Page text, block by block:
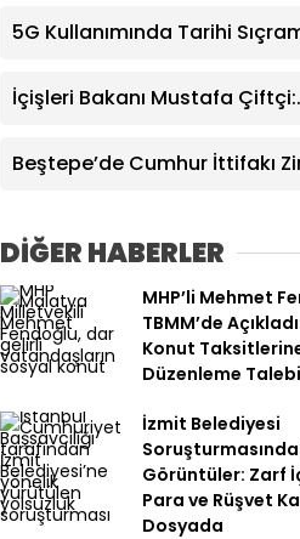
Mesajları Son Derece Önemli
5G Kullanımında Tarihi
İçişleri Bakanı Mustafa Çiftçi:
Sarsılmaz İradesidir”
Beştepe’de Cumhur İttifakı
DİĞER HABERLER
MHP’li Mehmet
TBMM’de
Konut
Düzenleme Talebi
İzmit Belediyesi
Görüntüler: Zarf
Para ve Rüşvet
Dosyada